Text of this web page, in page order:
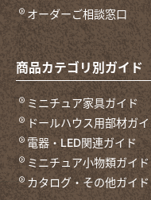
オーダーご相談窓口
商品カテゴリ別ガイド
ミニチュア家具ガイド
ドールハウス用部材ガ
電器・LED関連ガイド
ミニチュア小物類ガイド
カタログ・その他ガイド